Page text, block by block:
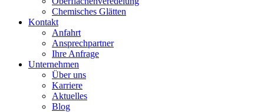
Chemisches Glätten
Kontakt
Anfahrt
Ansprechpartner
Ihre Anfrage
Unternehmen
Über uns
Karriere
Aktuelles
Blog